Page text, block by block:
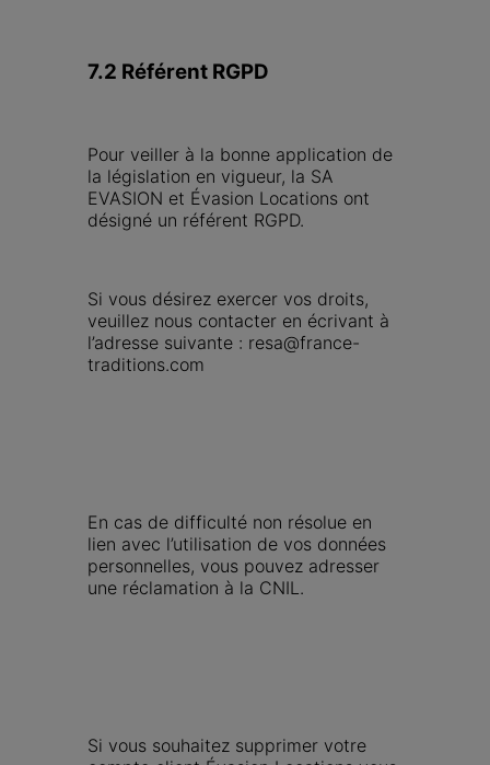
7.2 Référent RGPD
Pour veiller à la bonne application de
la législation en vigueur, la SA
EVASION et Évasion Locations ont
désigné un référent RGPD.
Si vous désirez exercer vos droits,
veuillez nous contacter en écrivant à
l’adresse suivante : resa@france-
traditions.com
En cas de difficulté non résolue en
lien avec l’utilisation de vos données
personnelles, vous pouvez adresser
une réclamation à la CNIL.
Si vous souhaitez supprimer votre